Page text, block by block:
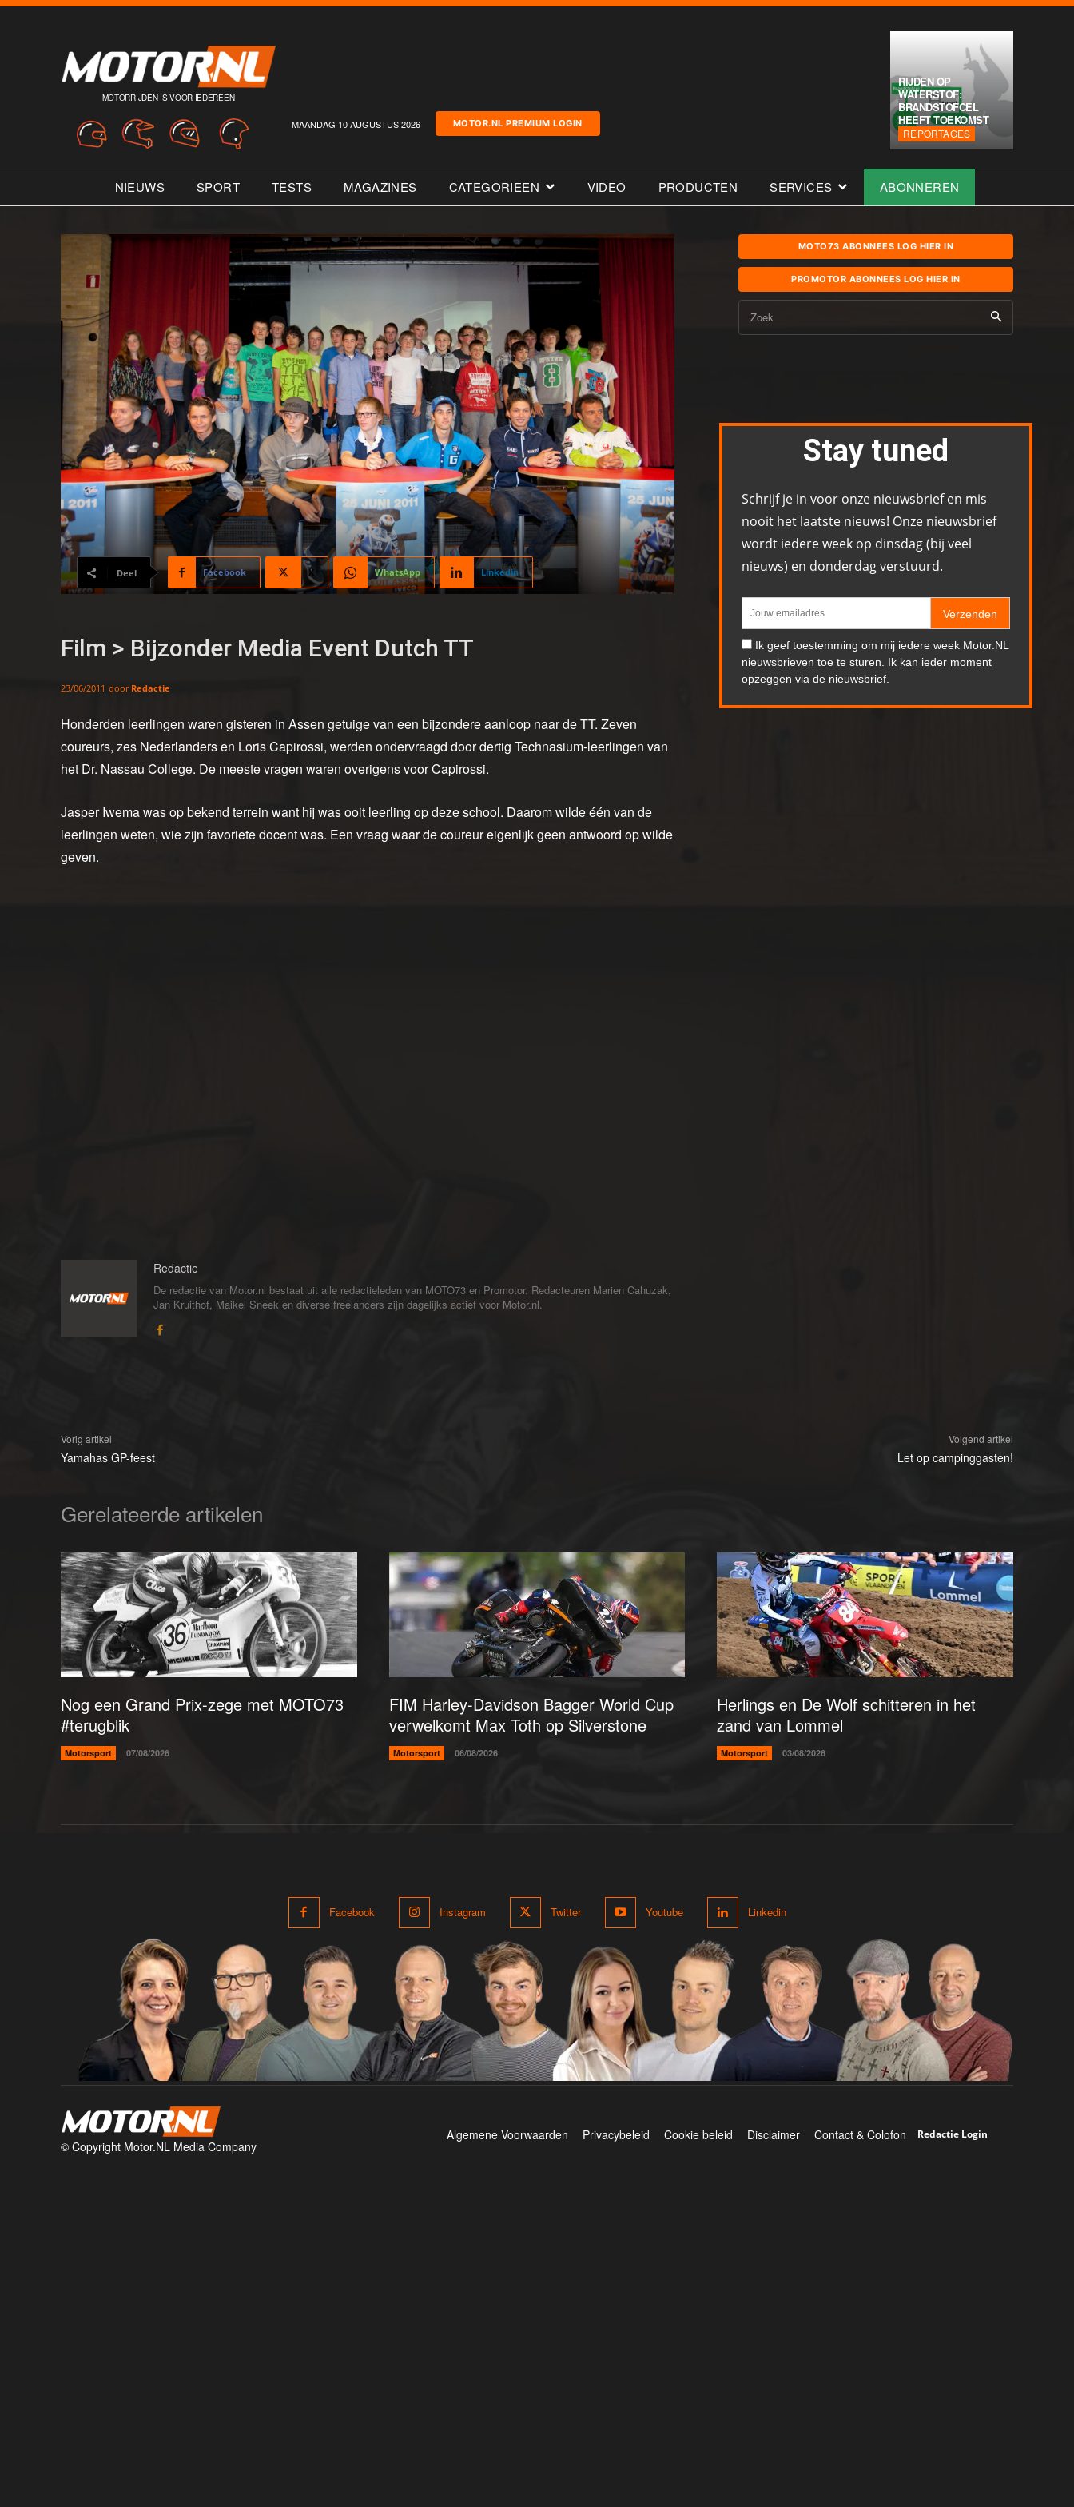
MOTORRIJDEN IS VOOR IEDEREEN
MAANDAG 10 AUGUSTUS 2026 MOTOR.NL PREMIUM LOGIN
RIJDEN OP
WATERSTOF:
BRANDSTOFCEL
HEEFT TOEKOMST
REPORTAGES
NIEUWS SPORT TESTS MAGAZINES CATEGORIEEN VIDEO PRODUCTEN SERVICES ABONNEREN
Deel Facebook X WhatsApp Linkedin
Film > Bijzonder Media Event Dutch TT
23/06/2011 door Redactie
Honderden leerlingen waren gisteren in Assen getuige van een bijzondere aanloop naar de TT. Zeven
coureurs, zes Nederlanders en Loris Capirossi, werden ondervraagd door dertig Technasium-leerlingen van
het Dr. Nassau College. De meeste vragen waren overigens voor Capirossi.
Jasper Iwema was op bekend terrein want hij was ooit leerling op deze school. Daarom wilde één van de
leerlingen weten, wie zijn favoriete docent was. Een vraag waar de coureur eigenlijk geen antwoord op wilde
geven.
Redactie
De redactie van Motor.nl bestaat uit alle redactieleden van MOTO73 en Promotor. Redacteuren Marien Cahuzak,
Jan Kruithof, Maikel Sneek en diverse freelancers zijn dagelijks actief voor Motor.nl.
MOTO73 ABONNEES LOG HIER IN
PROMOTOR ABONNEES LOG HIER IN
Zoek
Stay tuned
Schrijf je in voor onze nieuwsbrief en mis
nooit het laatste nieuws! Onze nieuwsbrief
wordt iedere week op dinsdag (bij veel
nieuws) en donderdag verstuurd.
Verzenden
Ik geef toestemming om mij iedere week Motor.NL
nieuwsbrieven toe te sturen. Ik kan ieder moment
opzeggen via de nieuwsbrief.
Vorig artikel
Yamahas GP-feest
Volgend artikel
Let op campinggasten!
Gerelateerde artikelen
Nog een Grand Prix-zege met MOTO73
#terugblik
Motorsport 07/08/2026
FIM Harley-Davidson Bagger World Cup
verwelkomt Max Toth op Silverstone
Motorsport 06/08/2026
Herlings en De Wolf schitteren in het
zand van Lommel
Motorsport 03/08/2026
Facebook Instagram Twitter Youtube Linkedin
© Copyright Motor.NL Media Company
Algemene Voorwaarden Privacybeleid Cookie beleid Disclaimer Contact & Colofon Redactie Login